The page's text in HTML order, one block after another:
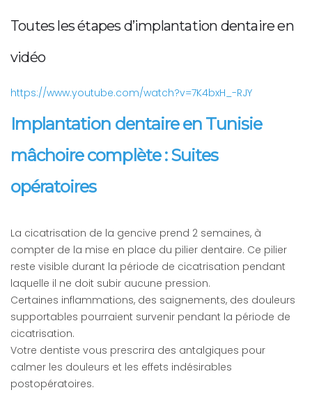
Toutes les étapes d’implantation dentaire en
vidéo
https://www.youtube.com/watch?v=7K4bxH_-RJY
Implantation dentaire en Tunisie
mâchoire complète : Suites
opératoires
La cicatrisation de la gencive prend 2 semaines, à
compter de la mise en place du pilier dentaire. Ce pilier
reste visible durant la période de cicatrisation pendant
laquelle il ne doit subir aucune pression.
Certaines inflammations, des saignements, des douleurs
supportables pourraient survenir pendant la période de
cicatrisation.
Votre dentiste vous prescrira des antalgiques pour
calmer les douleurs et les effets indésirables
postopératoires.